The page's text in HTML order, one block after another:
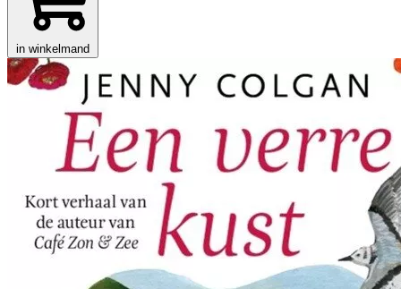
in winkelmand